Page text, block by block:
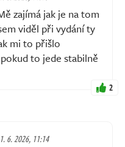
zajímá jak je na tom
viděl při vydání ty
mi to přišlo
to jede stabilně
2
6. 2026, 11:14